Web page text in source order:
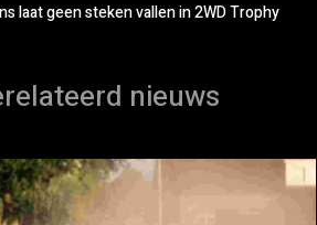
laat geen steken vallen in 2WD Trophy
nieuws